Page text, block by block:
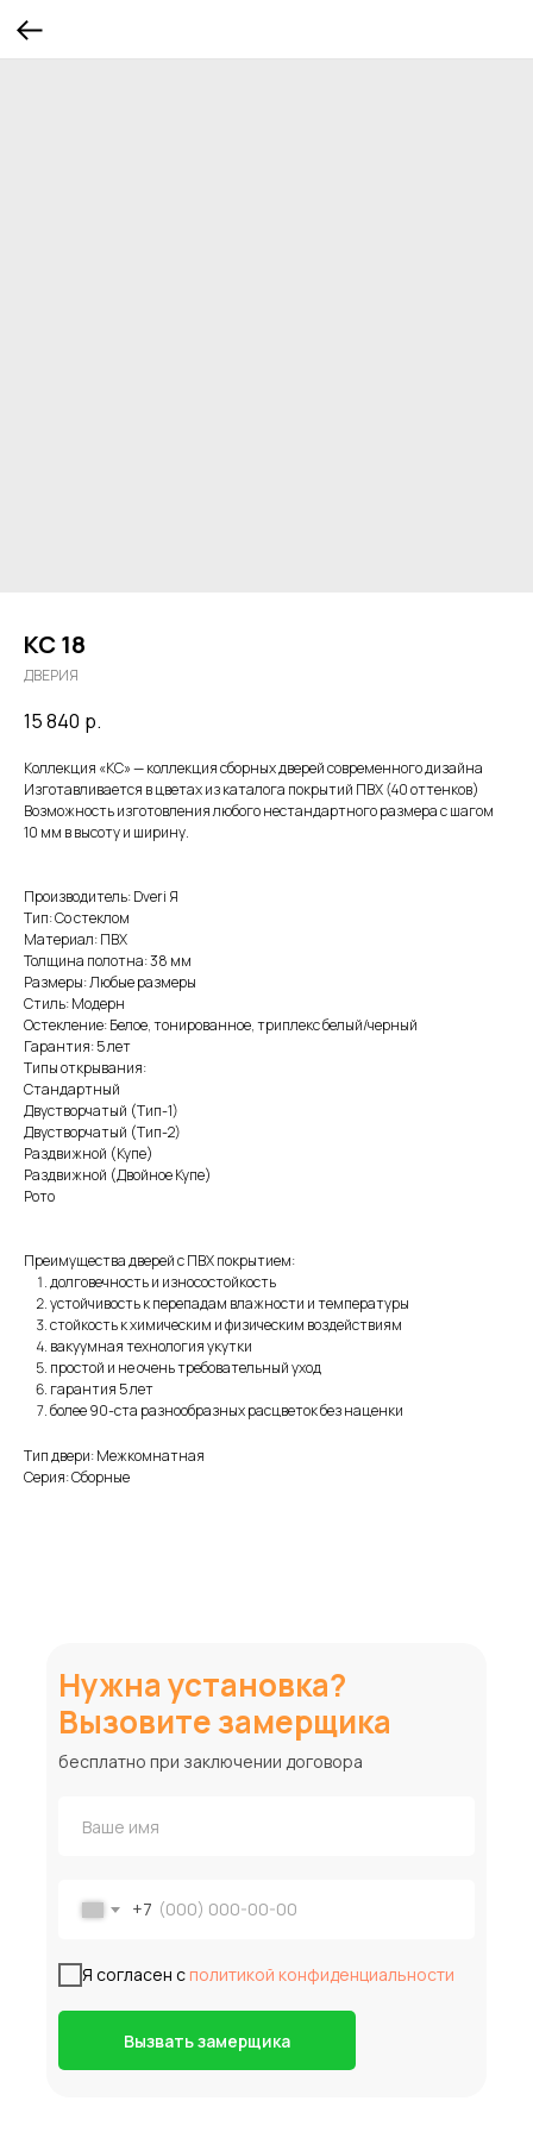
КС 18
ДВЕРИЯ
15 840 р.
Коллекция «КС» — коллекция сборных дверей современного дизайна
Изготавливается в цветах из каталога покрытий ПВХ (40 оттенков)
Возможность изготовления любого нестандартного размера с шагом
10 мм в высоту и ширину.
Производитель: Dveri Я
Тип: Со стеклом
Материал: ПВХ
Толщина полотна: 38 мм
Размеры: Любые размеры
Стиль: Модерн
Остекление: Белое, тонированное, триплекс белый/черный
Гарантия: 5 лет
Типы открывания:
Стандартный
Двустворчатый (Тип-1)
Двустворчатый (Тип-2)
Раздвижной (Купе)
Раздвижной (Двойное Купе)
Рото
Преимущества дверей с ПВХ покрытием:
долговечность и износостойкость
устойчивость к перепадам влажности и температуры
стойкость к химическим и физическим воздействиям
вакуумная технология укутки
простой и не очень требовательный уход
гарантия 5 лет
более 90-ста разнообразных расцветок без наценки
Тип двери: Межкомнатная
Серия: Сборные
Нужна установка?
Вызовите замерщика
+7
Я согласен с политикой конфиденциальности
Вызвать замерщика
бесплатно при заключении договора